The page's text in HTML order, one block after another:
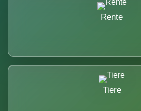
Rente
Tiere